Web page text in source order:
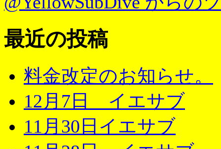
最近の投稿
料金改定のお知らせ。
12月7日 イエサブ
11月30日イエサブ